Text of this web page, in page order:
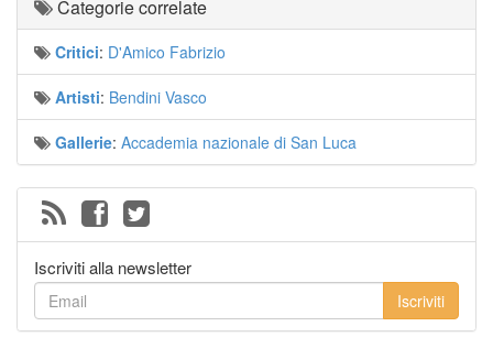
Categorie correlate
Critici: D'Amico Fabrizio
Artisti: Bendini Vasco
Gallerie: Accademia nazionale di San Luca
Iscriviti alla newsletter
Iscriviti